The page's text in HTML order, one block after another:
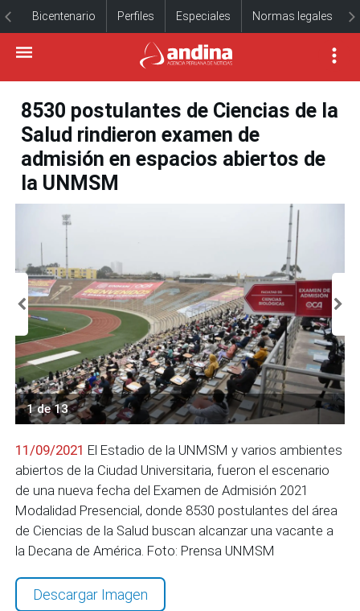
Bicentenario Perfiles Especiales Normas legales
8530 postulantes de Ciencias de la
Salud rindieron examen de
admisión en espacios abiertos de
la UNMSM
1 de 13
11/09/2021 El Estadio de la UNMSM y varios ambientes
abiertos de la Ciudad Universitaria, fueron el escenario
de una nueva fecha del Examen de Admisión 2021
Modalidad Presencial, donde 8530 postulantes del área
de Ciencias de la Salud buscan alcanzar una vacante a
la Decana de América. Foto: Prensa UNMSM
Descargar Imagen